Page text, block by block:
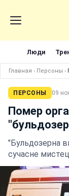
Люди
Главная › Персоны ›
ПЕРСОНЫ 09
Помер
"Бульдозерна
сучасне